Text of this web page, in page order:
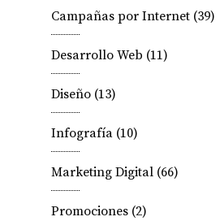
Campañas por Internet(39)
Desarrollo Web (11)
Diseño(13)
Infografía(10)
Marketing Digital(66)
Promociones(2)